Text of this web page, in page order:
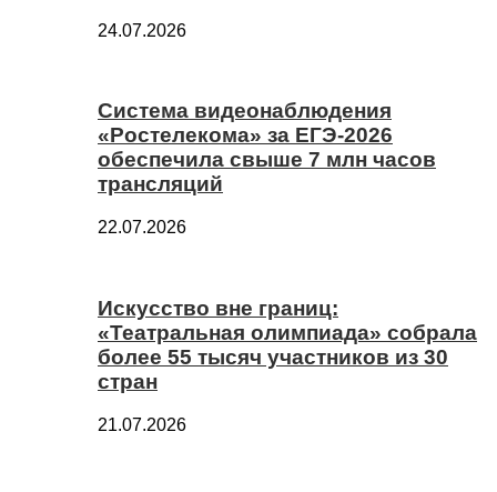
24.07.2026
Система видеонаблюдения
«Ростелекома» за ЕГЭ-2026
обеспечила свыше 7 млн часов
трансляций
22.07.2026
Искусство вне границ:
«Театральная олимпиада» собрала
более 55 тысяч участников из 30
стран
21.07.2026